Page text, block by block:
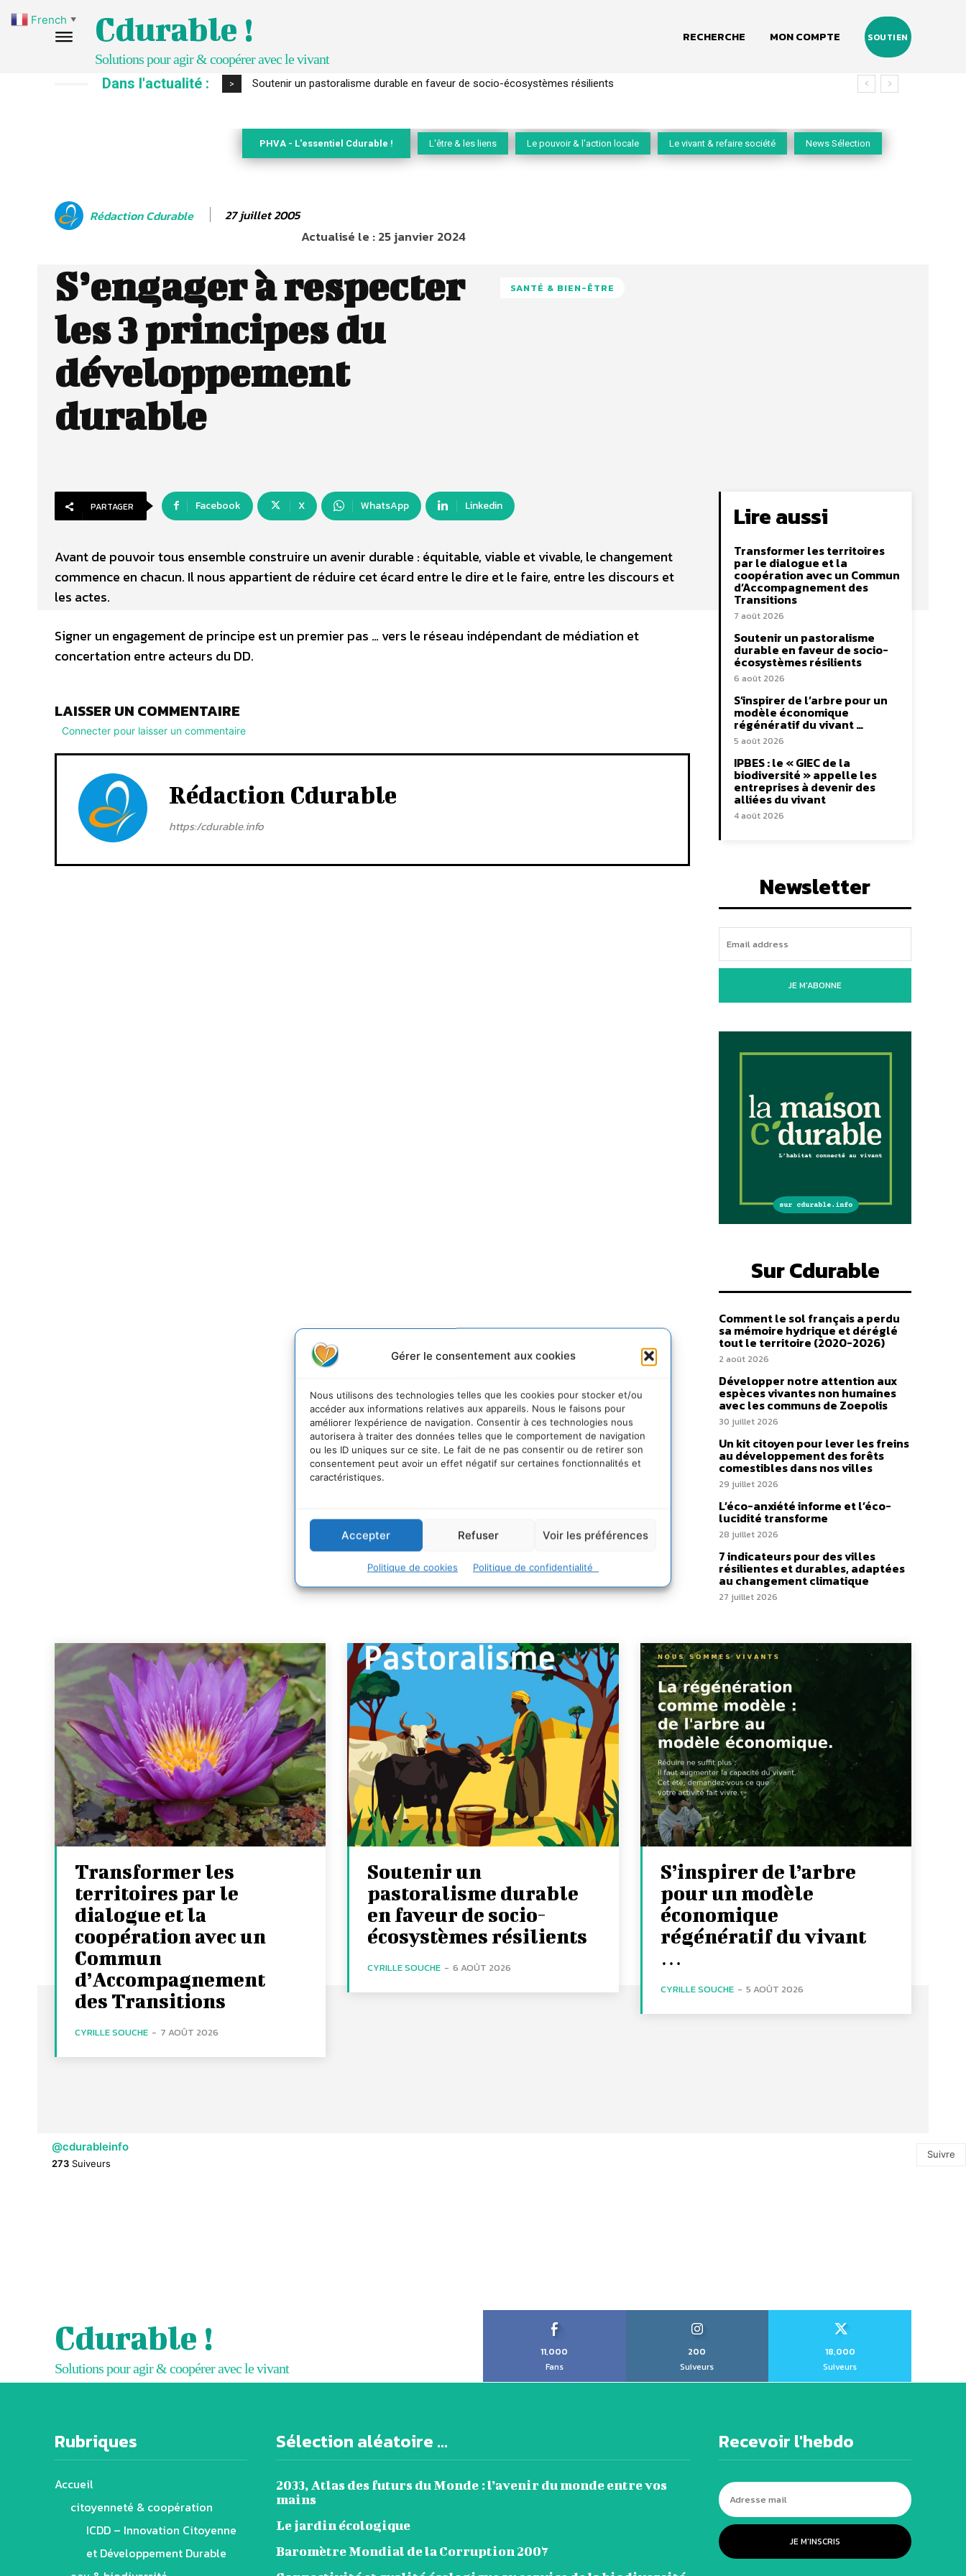
Gérer le consentement aux cookies
Nous utilisons des technologies telles que les cookies pour stocker et/ou
accéder aux informations relatives aux appareils. Nous le faisons pour
améliorer l’expérience de navigation. Consentir à ces technologies nous
autorisera à traiter des données telles que le comportement de navigation
ou les ID uniques sur ce site. Le fait de ne pas consentir ou de retirer son
consentement peut avoir un effet négatif sur certaines fonctionnalités et
caractéristiques.
Accepter Refuser Voir les préférences
Politique de cookies Politique de confidentialité
Cdurable !
Solutions pour agir & coopérer avec le vivant
RECHERCHE MON COMPTE SOUTIEN
Dans l'actualité : > Soutenir un pastoralisme durable en faveur de socio-écosystèmes résilients
S’inspirer de l’arbre pour un modèle économique régénératif du vivant …
PHVA - L'essentiel Cdurable ! L'être & les liens Le pouvoir & l'action locale Le vivant & refaire société News Sélection
Rédaction Cdurable 27 juillet 2005
Actualisé le :25 janvier 2024
S’engager à respecter
les 3 principes du
développement
durable
SANTÉ & BIEN-ÊTRE
PARTAGER Facebook X WhatsApp Linkedin
Avant de pouvoir tous ensemble construire un avenir durable : équitable, viable et vivable, le changement
commence en chacun. Il nous appartient de réduire cet écard entre le dire et le faire, entre les discours et
les actes.
Signer un engagement de principe est un premier pas … vers le réseau indépendant de médiation et
concertation entre acteurs du DD.
LAISSER UN COMMENTAIRE
Connecter pour laisser un commentaire
Rédaction Cdurable
https:/cdurable.info
Lire aussi
Transformer les territoires
par le dialogue et la
coopération avec un Commun
d’Accompagnement des
Transitions
7 août 2026
Soutenir un pastoralisme
durable en faveur de socio-
écosystèmes résilients
6 août 2026
S’inspirer de l’arbre pour un
modèle économique
régénératif du vivant …
5 août 2026
IPBES : le « GIEC de la
biodiversité » appelle les
entreprises à devenir des
alliées du vivant
4 août 2026
Newsletter
JE M'ABONNE
Sur Cdurable
Comment le sol français a perdu
sa mémoire hydrique et déréglé
tout le territoire (2020-2026)
2 août 2026
Développer notre attention aux
espèces vivantes non humaines
avec les communs de Zoepolis
30 juillet 2026
Un kit citoyen pour lever les freins
au développement des forêts
comestibles dans nos villes
29 juillet 2026
L’éco-anxiété informe et l’éco-
lucidité transforme
28 juillet 2026
7 indicateurs pour des villes
résilientes et durables, adaptées
au changement climatique
27 juillet 2026
Transformer les
territoires par le
dialogue et la
coopération avec un
Commun
d’Accompagnement
des Transitions
CYRILLE SOUCHE - 7 AOÛT 2026
Soutenir un
pastoralisme durable
en faveur de socio-
écosystèmes résilients
CYRILLE SOUCHE - 6 AOÛT 2026
S’inspirer de l’arbre
pour un modèle
économique
régénératif du vivant
…
CYRILLE SOUCHE - 5 AOÛT 2026
@cdurableinfo
273 Suiveurs
Suivre
Cdurable !
Solutions pour agir & coopérer avec le vivant
11,000
Fans
200
Suiveurs
18,000
Suiveurs
Rubriques
Accueil
citoyenneté & coopération
ICDD – Innovation Citoyenne
et Développement Durable
Sélection aléatoire ...
2033, Atlas des futurs du Monde : l’avenir du monde entre vos
mains
Le jardin écologique
Baromètre Mondial de la Corruption 2007
Recevoir l'hebdo
JE M'INSCRIS
French ▼